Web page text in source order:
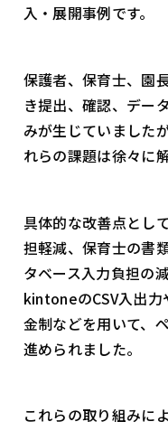
入・展開事例です。
保護者、保育士、園
き提出、確認、デー
みが生じていました
れらの課題は徐々に
具体的な改善点とし
担軽減、保育士の書
タベース入力負担の
kintoneのCSV入出
金制などを用いて、
進められました。
これらの取り組みに